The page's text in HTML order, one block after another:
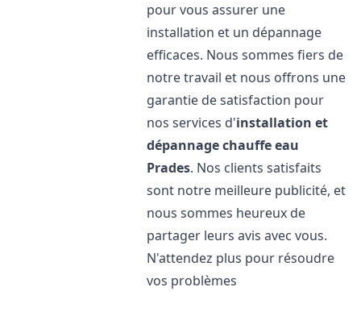
pour vous assurer une
installation et un dépannage
efficaces. Nous sommes fiers de
notre travail et nous offrons une
garantie de satisfaction pour
nos services d'installation et
dépannage chauffe eau
Prades. Nos clients satisfaits
sont notre meilleure publicité, et
nous sommes heureux de
partager leurs avis avec vous.
N'attendez plus pour résoudre
vos problèmes